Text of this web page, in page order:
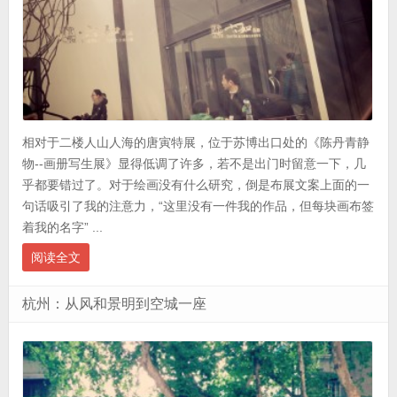
相对于二楼人山人海的唐寅特展，位于苏博出口处的《陈丹青静
物--画册写生展》显得低调了许多，若不是出门时留意一下，几
乎都要错过了。对于绘画没有什么研究，倒是布展文案上面的一
句话吸引了我的注意力，“这里没有一件我的作品，但每块画布签
着我的名字” ...
阅读全文
杭州：从风和景明到空城一座